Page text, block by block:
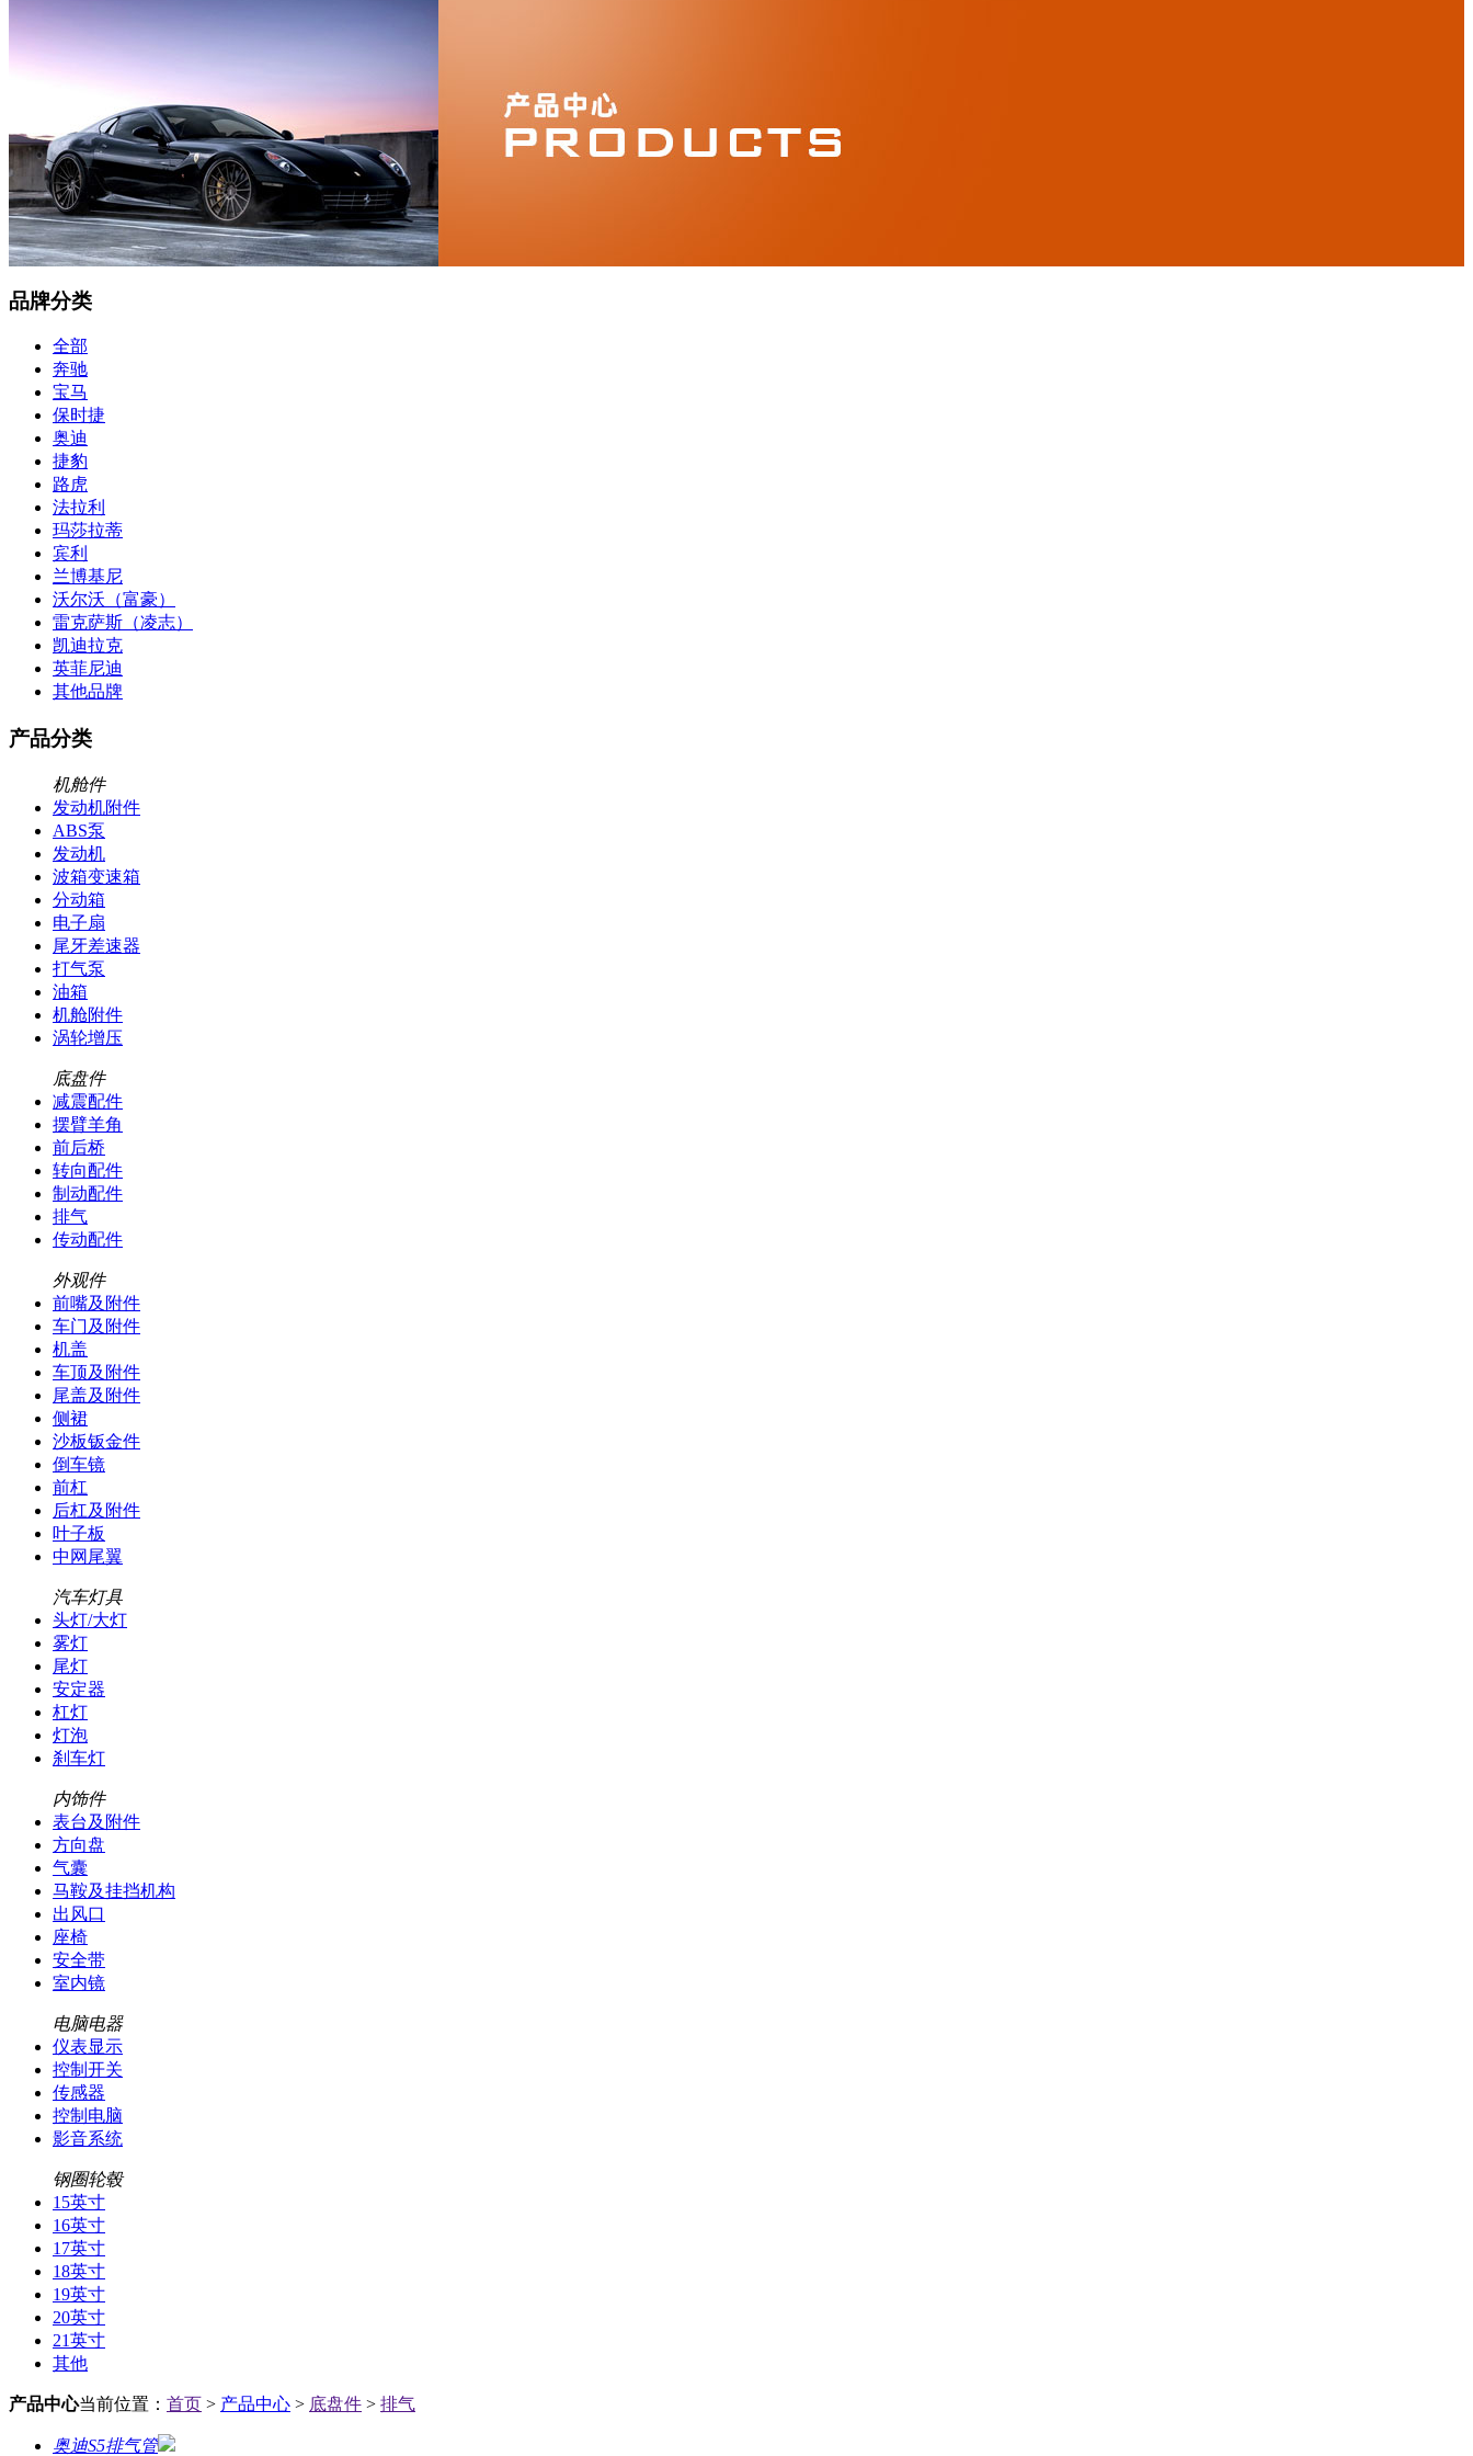
品牌分类
全部
奔驰
宝马
保时捷
奥迪
捷豹
路虎
法拉利
玛莎拉蒂
宾利
兰博基尼
沃尔沃（富豪）
雷克萨斯（凌志）
凯迪拉克
英菲尼迪
其他品牌
产品分类
机舱件
发动机附件
ABS泵
发动机
波箱变速箱
分动箱
电子扇
尾牙差速器
打气泵
油箱
机舱附件
涡轮增压
底盘件
减震配件
摆臂羊角
前后桥
转向配件
制动配件
排气
传动配件
外观件
前嘴及附件
车门及附件
机盖
车顶及附件
尾盖及附件
侧裙
沙板钣金件
倒车镜
前杠
后杠及附件
叶子板
中网尾翼
汽车灯具
头灯/大灯
雾灯
尾灯
安定器
杠灯
灯泡
刹车灯
内饰件
表台及附件
方向盘
气囊
马鞍及挂挡机构
出风口
座椅
安全带
室内镜
电脑电器
仪表显示
控制开关
传感器
控制电脑
影音系统
钢圈轮毂
15英寸
16英寸
17英寸
18英寸
19英寸
20英寸
21英寸
其他
产品中心当前位置： 首页 > 产品中心 > 底盘件 > 排气
奥迪S5排气管